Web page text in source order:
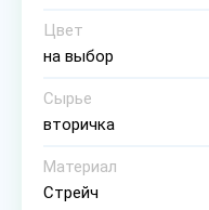
Цвет
на выбор
Сырье
вторичка
Материал
Стрейч